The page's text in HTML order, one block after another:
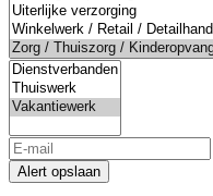
Alert opslaan